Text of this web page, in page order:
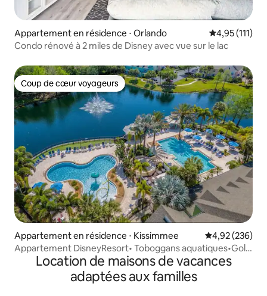
Appartement en résidence ⋅ Orlando Évaluation
4,95 (111)
Condo rénové à 2 miles de Disney avec vue sur le lac
Coup de cœur voyageurs
Coup de cœur voyageurs
Appartement en résidence ⋅ Kissimmee Évaluation
4,92 (236)
Appartement DisneyResort• Toboggans aquatiques•Golf
GRATUIT• 5 places
Location de maisons de vacances
adaptées aux familles